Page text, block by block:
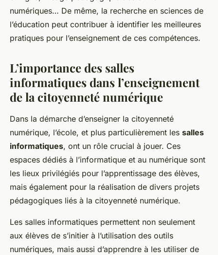
numériques… De même, la recherche en sciences de
l’éducation peut contribuer à identifier les meilleures
pratiques pour l’enseignement de ces compétences.
L’importance des salles
informatiques dans l’enseignement
de la citoyenneté numérique
Dans la démarche d’enseigner la citoyenneté
numérique, l’école, et plus particulièrement les salles
informatiques, ont un rôle crucial à jouer. Ces
espaces dédiés à l’informatique et au numérique sont
les lieux privilégiés pour l’apprentissage des élèves,
mais également pour la réalisation de divers projets
pédagogiques liés à la citoyenneté numérique.
Les salles informatiques permettent non seulement
aux élèves de s’initier à l’utilisation des outils
numériques, mais aussi d’apprendre à les utiliser de